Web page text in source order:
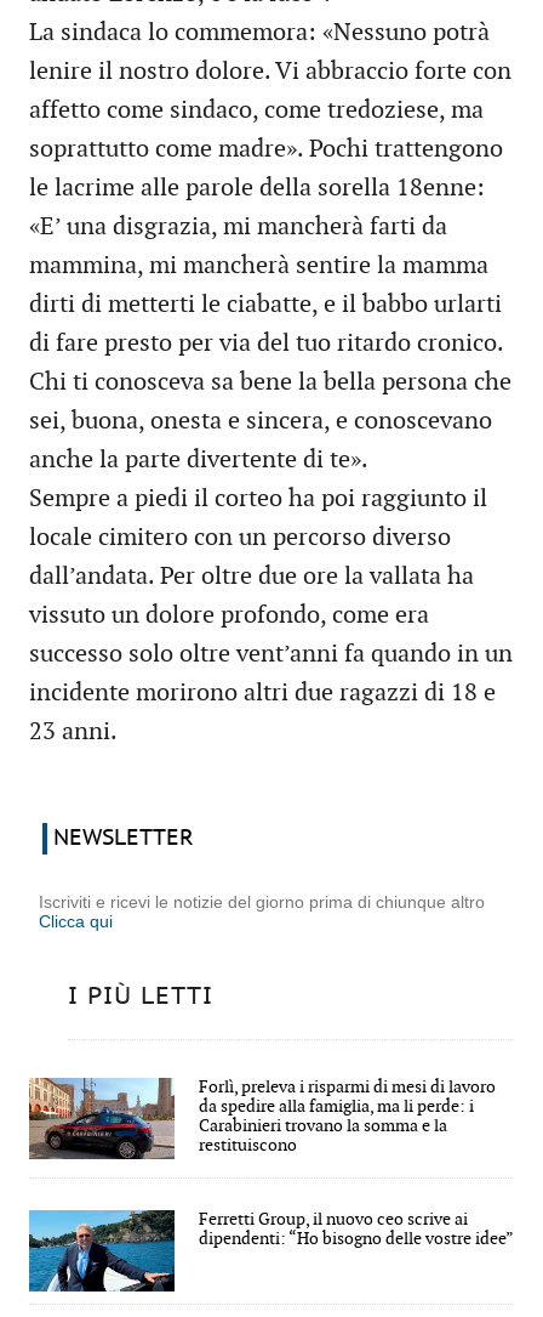
La sindaca lo commemora: «Nessuno potrà
lenire il nostro dolore. Vi abbraccio forte con
affetto come sindaco, come tredoziese, ma
soprattutto come madre». Pochi trattengono
le lacrime alle parole della sorella 18enne:
«E’ una disgrazia, mi mancherà farti da
mammina, mi mancherà sentire la mamma
dirti di metterti le ciabatte, e il babbo urlarti
di fare presto per via del tuo ritardo cronico.
Chi ti conosceva sa bene la bella persona che
sei, buona, onesta e sincera, e conoscevano
anche la parte divertente di te».
Sempre a piedi il corteo ha poi raggiunto il
locale cimitero con un percorso diverso
dall’andata. Per oltre due ore la vallata ha
vissuto un dolore profondo, come era
successo solo oltre vent’anni fa quando in un
incidente morirono altri due ragazzi di 18 e
23 anni.
NEWSLETTER
Iscriviti e ricevi le notizie del giorno prima di chiunque altro
Clicca qui
I PIÙ LETTI
Forlì, preleva i risparmi di mesi di lavoro
da spedire alla famiglia, ma li perde: i
Carabinieri trovano la somma e la
restituiscono
Ferretti Group, il nuovo ceo scrive ai
dipendenti: “Ho bisogno delle vostre idee”